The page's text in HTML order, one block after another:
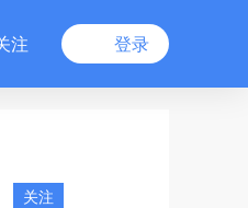
注 登录
关注